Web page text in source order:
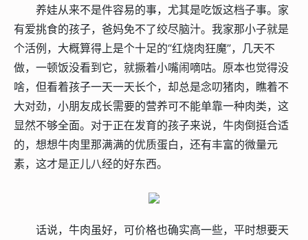
养娃从来不是件容易的事，尤其是吃饭这档子事。家
有爱挑食的孩子，爸妈免不了绞尽脑汁。我家那小子就是
个活例，大概算得上是个十足的“红烧肉狂魔”，几天不
做，一顿饭没看到它，就撅着小嘴闹嘀咕。原本也觉得没
啥，但看着孩子一天一天长个，却总是念叨猪肉，瞧着不
大对劲，小朋友成长需要的营养可不能单靠一种肉类，这
显然不够全面。对于正在发育的孩子来说，牛肉倒挺合适
的，想想牛肉里那满满的优质蛋白，还有丰富的微量元
素，这才是正儿八经的好东西。
话说，牛肉虽好，可价格也确实高一些，平时想要天